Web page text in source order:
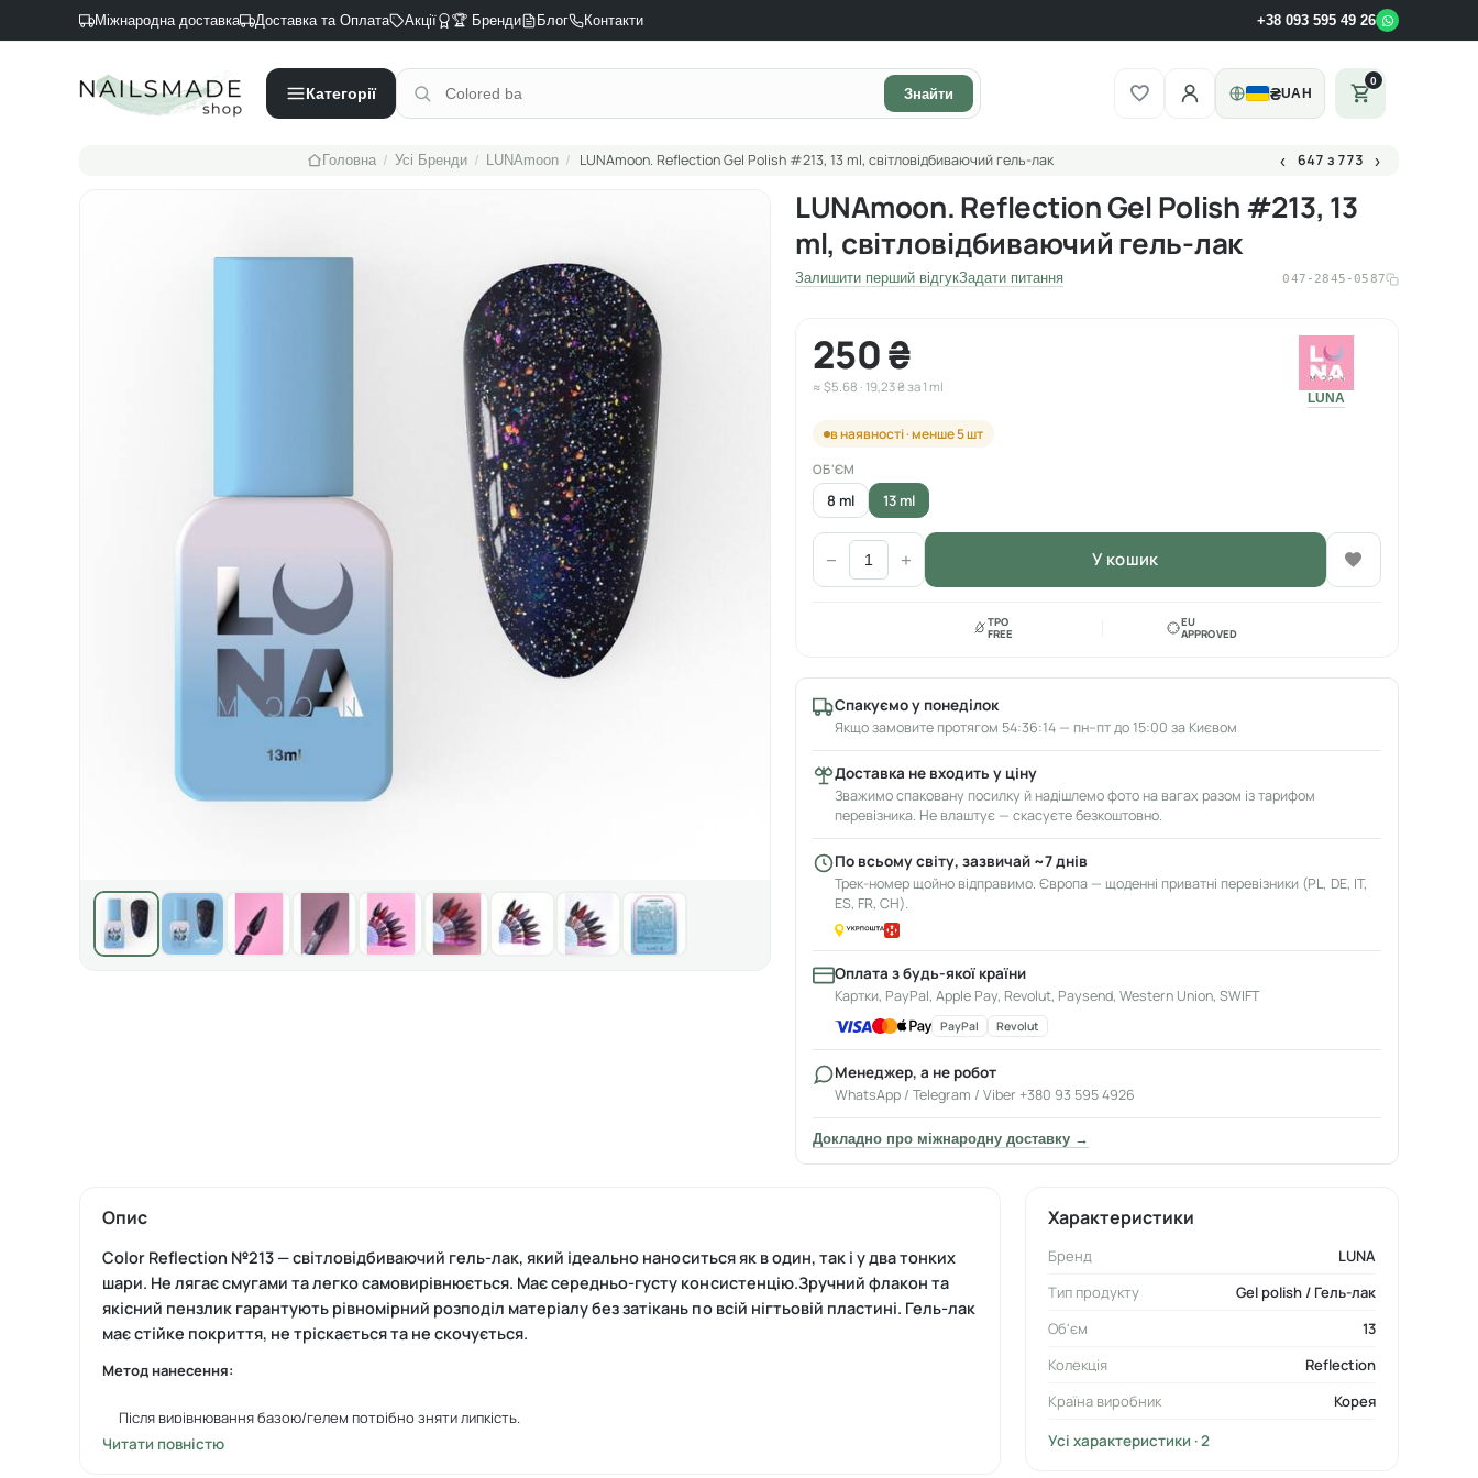
Міжнародна доставка Доставка та Оплата Акції 🏆 Бренди Блог Контакти +38 093 595 49 26
Категорії Знайти ₴UAH
0
Головна / Усі Бренди / LUNAmoon / LUNAmoon. Reflection Gel Polish #213, 13 ml, світловідбиваючий гель-лак ‹ 647 з 773 ›
LUNAmoon. Reflection Gel Polish #213, 13
ml, світловідбиваючий гель-лак
Залишити перший відгукЗадати питання 047-2845-0587
250 ₴
≈ $5.68 · 19,23 ₴ за 1 ml
LUNA
в наявності · менше 5 шт
ОБ'ЄМ
8 ml 13 ml
− + У кошик
TPO
FREE
EU
APPROVED
Спакуємо у понеділок
Якщо замовите протягом 54:36:13 — пн–пт до 15:00 за Києвом
Доставка не входить у ціну
Зважимо спаковану посилку й надішлемо фото на вагах разом із тарифом
перевізника. Не влаштує — скасуєте безкоштовно.
По всьому світу, зазвичай ~7 днів
Трек-номер щойно відправимо. Європа — щоденні приватні перевізники (PL, DE, IT,
ES, FR, CH).
Оплата з будь-якої країни
Картки, PayPal, Apple Pay, Revolut, Paysend, Western Union, SWIFT
PayPal Revolut
Менеджер, а не робот
WhatsApp / Telegram / Viber +380 93 595 4926
Докладно про міжнародну доставку →
Опис
Color Reflection №213—світловідбиваючий гель-лак, який ідеально наноситься як в один, так і у два тонких
шари. Не лягає смугами та легко самовирівнюється. Має середньо-густу консистенцію.Зручний флакон та
якісний пензлик гарантують рівномірний розподіл матеріалу без затікань по всій нігтьовій пластині. Гель-лак
має стійке покриття, не тріскається та не скочується.
Метод нанесення:
Після вирівнювання базою/гелем потрібно зняти липкість.
Наносимо один-два тонких шари гель-лаку задля отримання бажаного результату (залежно від ефекту, який ви хочете
Читати повністю
Характеристики
Бренд
LUNA
Тип продукту
Gel polish / Гель-лак
Об'єм
13
Колекція
Reflection
Країна виробник
Корея
Усі характеристики · 2